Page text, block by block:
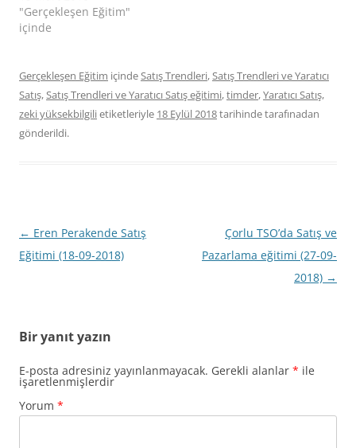
"Gerçekleşen Eğitim"
içinde
Gerçekleşen Eğitim içindeSatış Trendleri,Satış Trendleri ve Yaratıcı
Satış,Satış Trendleri ve Yaratıcı Satış eğitimi,timder,Yaratıcı Satış,
zeki yüksekbilgilietiketleriyle 18 Eylül 2018tarihindetarafınadan
gönderildi.
Yazı
dolaşımı
← Eren Perakende Satış
Eğitimi (18-09-2018)
Çorlu TSO’da Satış ve
Pazarlama eğitimi (27-09-
2018) →
Bir yanıt yazın
E-posta adresiniz yayınlanmayacak. Gerekli alanlar * ile
işaretlenmişlerdir
Yorum *